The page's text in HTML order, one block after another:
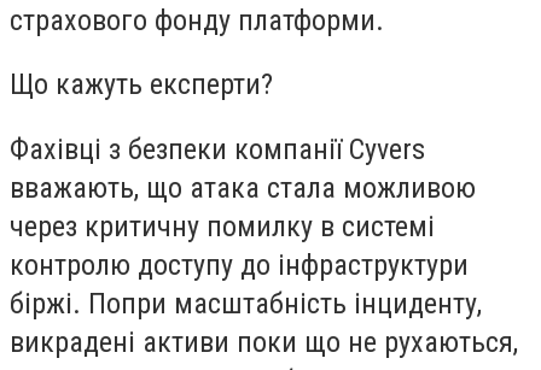
страхового фонду платформи.
Що кажуть експерти?
Фахівці з безпеки компанії Cyvers
вважають, що атака стала можливою
через критичну помилку в системі
контролю доступу до інфраструктури
біржі. Попри масштабність інциденту,
викрадені активи поки що не рухаються,